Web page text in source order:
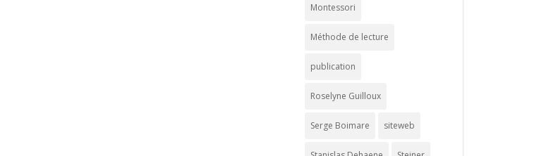
Montessori
Méthode de lecture
publication
Roselyne Guilloux
Serge Boimare siteweb